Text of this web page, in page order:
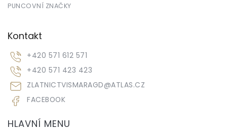
PUNCOVNÍ ZNAČKY
Kontakt
ZLATNICTVISMARAGD@ATLAS.CZ
+420 571 612 571
+420 571 423 423
FACEBOOK
HLAVNÍ MENU